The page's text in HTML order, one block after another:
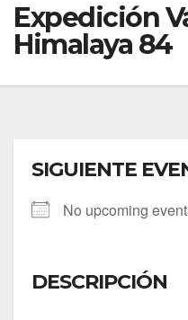
Expedición
Himalaya 84
SIGUIENTE
No upcoming
DESCRIPCIÓN